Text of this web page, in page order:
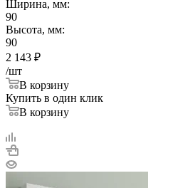
Ширина, мм:
90
Высота, мм:
90
2 143 ₽
/шт
В корзину
Купить в один клик
В корзину